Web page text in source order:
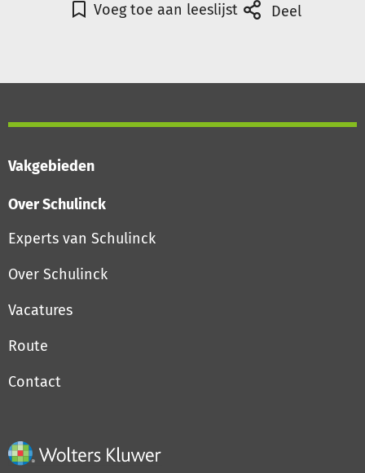
Voeg toe aan leeslijst Deel
Vakgebieden
Over Schulinck
Experts van Schulinck
Over Schulinck
Vacatures
Route
Contact